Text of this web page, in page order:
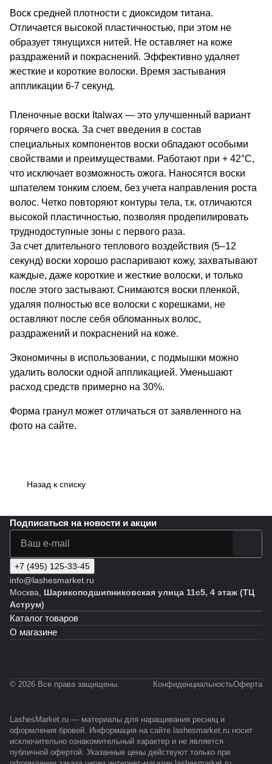
Воск средней плотности с диоксидом титана.
Отличается высокой пластичностью, при этом не
образует тянущихся нитей. Не оставляет на коже
раздражений и покраснений. Эффективно удаляет
жесткие и короткие волоски. Время застывания
аппликации 6-7 секунд.
Пленочные воски Italwax — это улучшенный вариант
горячего воска. За счет введения в состав
специальных компонентов воски обладают особыми
свойствами и преимуществами. Работают при + 42°С,
что исключает возможность ожога. Наносятся воски
шпателем тонким слоем, без учета направления роста
волос. Четко повторяют контуры тела, т.к. отличаются
высокой пластичностью, позволяя продепилировать
труднодоступные зоны с первого раза.
За счет длительного теплового воздействия (5–12
секунд) воски хорошо распаривают кожу, захватывают
каждые, даже короткие и жесткие волоски, и только
после этого застывают. Снимаются воски пленкой,
удаляя полностью все волоски с корешками, не
оставляют после себя обломанных волос,
раздражений и покраснений на коже.
Экономичны в использовании, с подмышки можно
удалить волоски одной аппликацией. Уменьшают
расход средств примерно на 30%.
Форма гранул может отличаться от заявленного на
фото на сайте.
Назад к списку
Подписаться на новости и акции
+7 (495) 125-33-45
info@lashesmarket.ru
Москва, Шарикоподшипниковская улица 11с5, 4 этаж (ТЦ
Аструм)
Каталог товаров
О магазине
© 2026 Все права защищены. КонфиденциальностьОферта
LashesMarket.ru — материалы для наращивания ресниц и
оформления бровей. Информация на сайте lashesmarket.ru носит
исключительно ознакомительный характер и не является
публичной офертой. Указанные цены действуют только при